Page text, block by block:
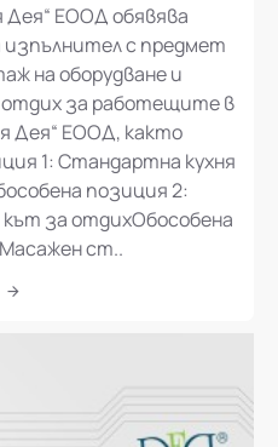
Дея“ ЕООД обявява
изпълнител с предмет
на оборудване и
отдих за работещите в
Дея“ ЕООД, както
1: Стандартна кухня
позиция 2:
кът за отдихОбособена
ст..